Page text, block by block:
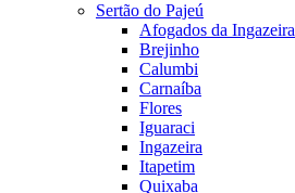
Sertão do Pajeú
Afogados da Ingazeira
Brejinho
Calumbi
Carnaíba
Flores
Iguaraci
Ingazeira
Itapetim
Quixaba